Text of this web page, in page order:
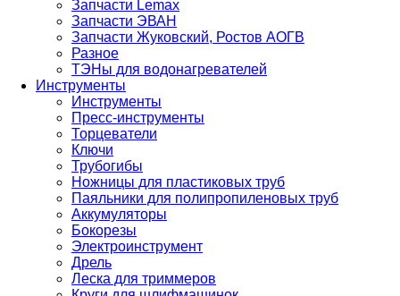
Запчасти Lemax
Запчасти ЭВАН
Запчасти Жуковский, Ростов АОГВ
Разное
ТЭНы для водонагревателей
Инструменты
Инструменты
Пресс-инструменты
Торцеватели
Ключи
Трубогибы
Ножницы для пластиковых труб
Паяльники для полипропиленовых труб
Аккумуляторы
Бокорезы
Электроинструмент
Дрель
Леска для триммеров